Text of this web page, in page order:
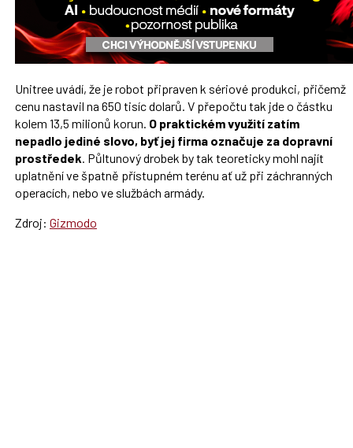
Unitree uvádí, že je robot připraven k sériové produkci, přičemž
cenu nastavil na 650 tisíc dolarů. V přepočtu tak jde o částku
kolem 13,5 milionů korun. O praktickém využití zatím
nepadlo jediné slovo, byť jej firma označuje za dopravní
prostředek. Půltunový drobek by tak teoreticky mohl najít
uplatnění ve špatně přístupném terénu ať už při záchranných
operacích, nebo ve službách armády.
Zdroj: Gizmodo